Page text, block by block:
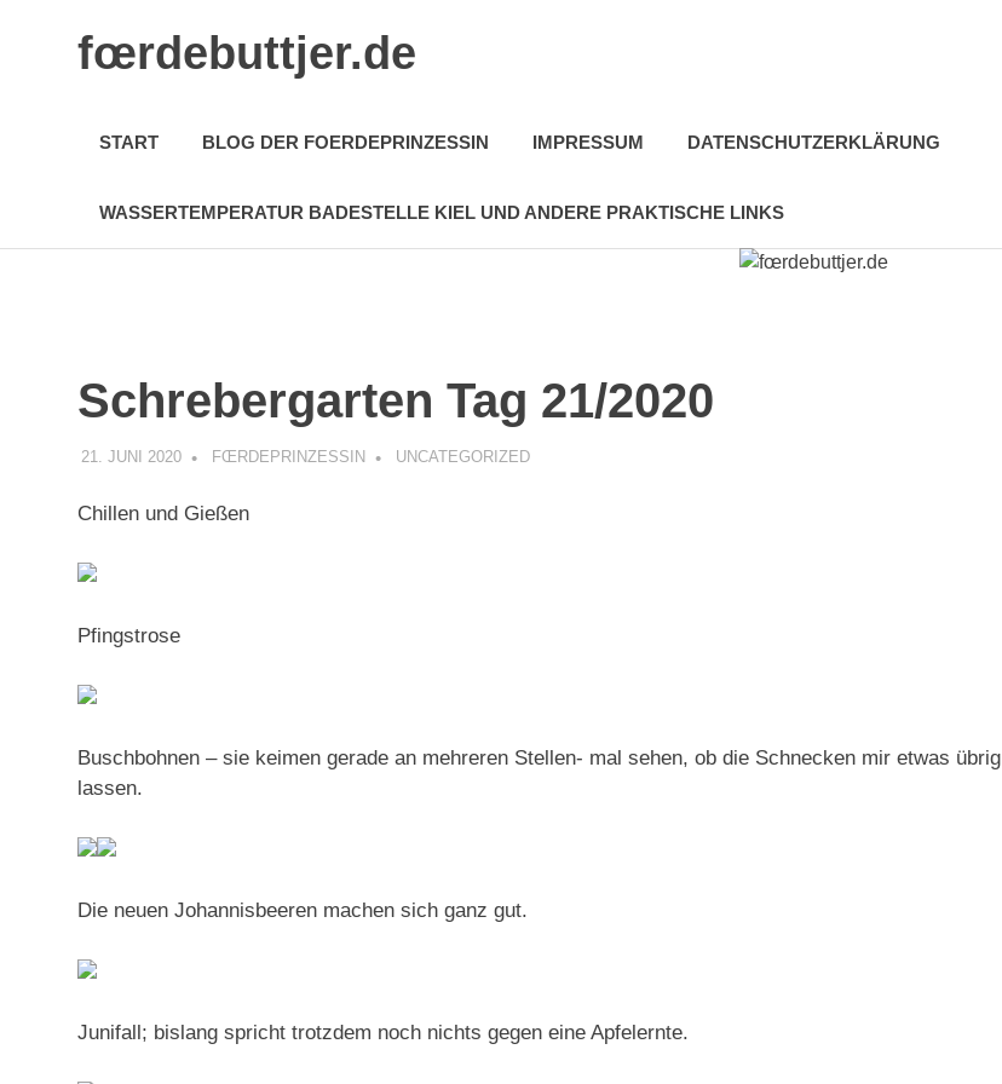
fœrdebuttjer.de
derSTART BLOG DER FOERDEPRINZESSIN IMPRESSUM DATENSCHUTZERKLÄRUNG
WASSERTEMPERATUR BADESTELLE KIEL UND ANDERE PRAKTISCHE LINKS
Schrebergarten Tag 21/2020
21. JUNI 2020 FŒRDEPRINZESSIN UNCATEGORIZED
Chillen und Gießen
Pfingstrose
Buschbohnen – sie keimen gerade an mehreren Stellen- mal sehen, ob die Schnecken mir etwas übrig
lassen.
Die neuen Johannisbeeren machen sich ganz gut.
Junifall; bislang spricht trotzdem noch nichts gegen eine Apfelernte.